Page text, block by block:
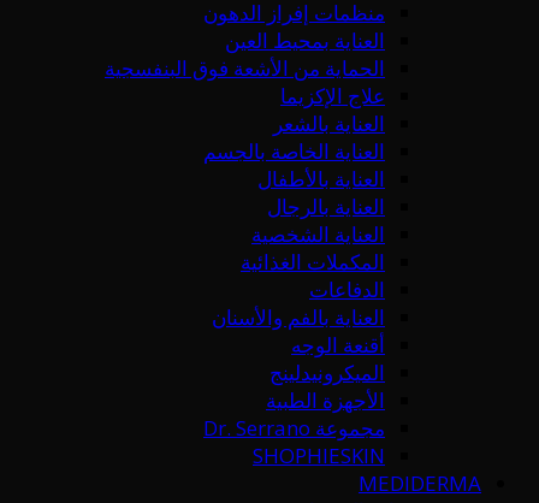
منظمات إفراز الدهون
العناية بمحيط العين
الحماية من الأشعة فوق البنفسجية
علاج الإكزيما
العناية بالشعر
العناية الخاصة بالجسم
العناية بالأطفال
العناية بالرجال
العناية الشخصية
المكملات الغذائية
الدفاعات
العناية بالفم والأسنان
أقنعة الوجه
الميكرونيدلينج
الأجهزة الطبية
مجموعة Dr. Serrano
SHOPHIESKIN
MEDIDERMA